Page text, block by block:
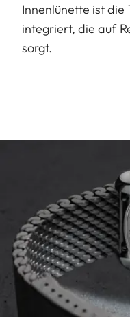
Innenlünette ist
integriert, die auf
sorgt.